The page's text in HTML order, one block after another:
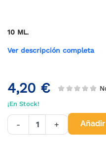
10 ML.
Ver descripción completa
4,20 €
¡En Stock!
- +